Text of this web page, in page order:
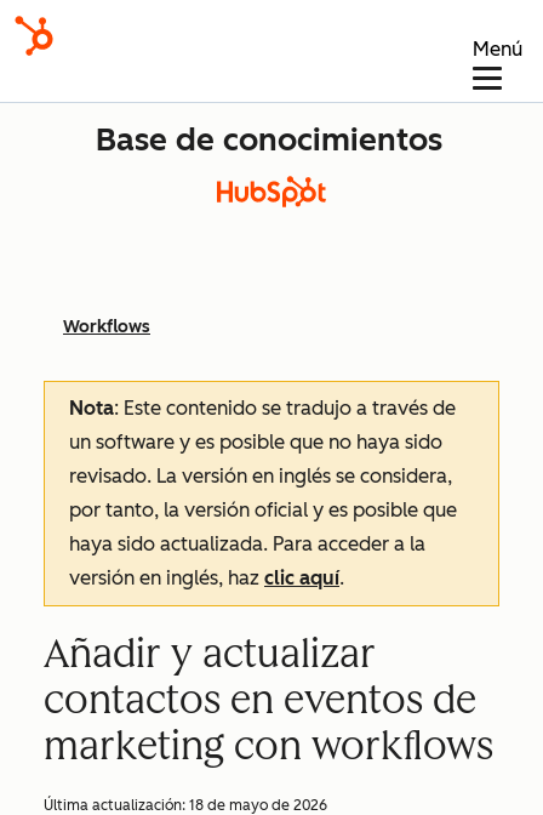
Menú
Base de conocimientos
Workflows
Nota: Este contenido se tradujo a través de
un software y es posible que no haya sido
revisado. La versión en inglés se considera,
por tanto, la versión oficial y es posible que
haya sido actualizada. Para acceder a la
versión en inglés, haz clic aquí.
Añadir y actualizar
contactos en eventos de
marketing con workflows
Última actualización: 18 de mayo de 2026